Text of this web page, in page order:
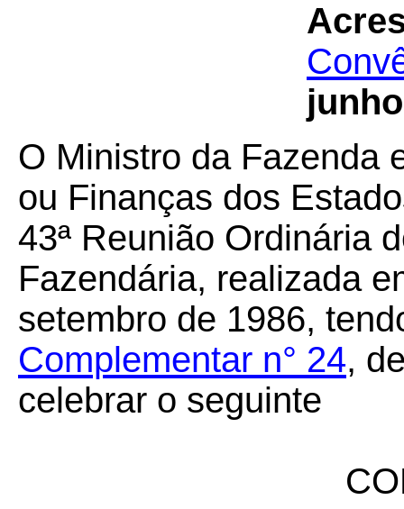
O Ministro da Fazenda
ou Finanças dos
43ª Reunião Ordinária
Fazendária, realizada
setembro de 1986,
Complementar n° 24,
celebrar o seguinte